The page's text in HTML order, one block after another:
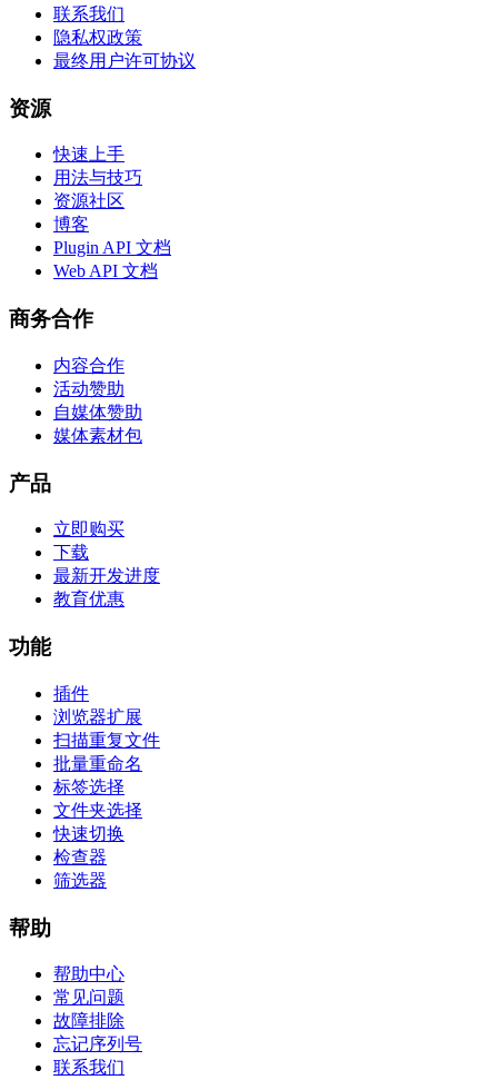
联系我们
隐私权政策
最终用户许可协议
资源
快速上手
用法与技巧
资源社区
博客
Plugin API 文档
Web API 文档
商务合作
内容合作
活动赞助
自媒体赞助
媒体素材包
产品
立即购买
下载
最新开发进度
教育优惠
功能
插件
浏览器扩展
扫描重复文件
批量重命名
标签选择
文件夹选择
快速切换
检查器
筛选器
帮助
帮助中心
常见问题
故障排除
忘记序列号
联系我们